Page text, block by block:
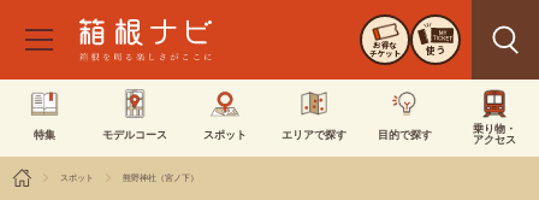
お得な
チケット 使う
特集 モデルコース スポット エリアで探す 目的で探す
乗り物・
アクセス
スポット 熊野神社（宮ノ下）